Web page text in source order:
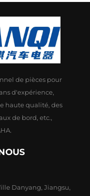
de pièces pour
d'expérience,
haute qualité, des
de bord, etc.,
Danyang, Jiangsu,